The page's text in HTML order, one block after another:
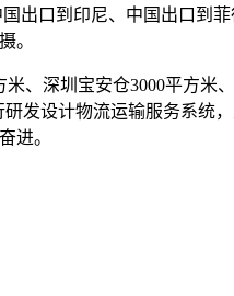
出口到印尼、中国出口到
。
、深圳宝安仓3000平方米
发设计物流运输服务系
进。